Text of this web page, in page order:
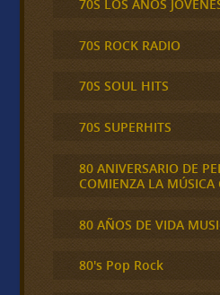
70S LOS AÑOS
70S ROCK RADIO
70S SOUL HITS
70S SUPERHITS
80 ANIVERSARIO DE
COMIENZA LA MÚSICA
80 AÑOS DE VIDA
80's Pop Rock